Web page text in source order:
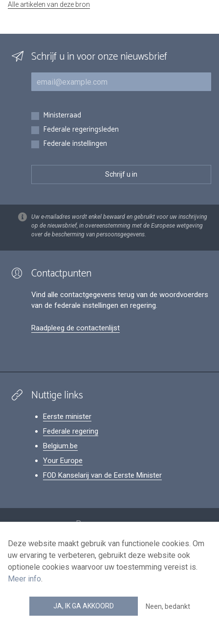
Alle artikelen van deze bron
Schrijf u in voor onze nieuwsbrief
E-mail
Inschrijvingen
Ministerraad
Federale regeringsleden
Federale instellingen
Uw e-mailadres wordt enkel bewaard en gebruikt voor uw inschrijving
op de nieuwsbrief, in overeenstemming met de Europese wetgeving
over de bescherming van persoonsgegevens.
Contactpunten
Vind alle contactgegevens terug van de woordvoerders
van de federale instellingen en regering.
Raadpleeg de contactenlijst
Nuttige links
Eerste minister
Federale regering
Belgium.be
Your Europe
FOD Kanselarij van de Eerste Minister
Persoonsgegevens
Voorwaarden voor het hergebruik
Contacteer ons
news.belgium RSS feed
© 2026 - news.belgium.be
Deze website maakt gebruik van functionele cookies. Om
uw ervaring te verbeteren, gebruikt deze website ook
optionele cookies waarvoor uw toestemming vereist is.
Meer info.
JA, IK GA AKKOORD Neen, bedankt